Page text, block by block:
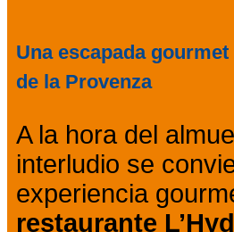
Una escapada
de la Provenza
A la hora del
interludio se
experiencia
restaurante